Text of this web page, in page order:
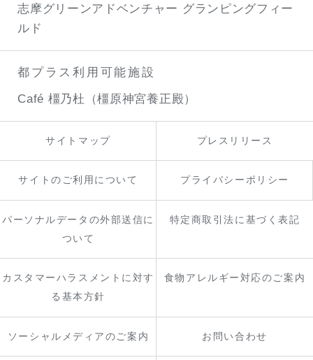
志摩グリーンアドベンチャー グランピングフィー
ルド
都プラス利用可能施設
Café 橿乃杜（橿原神宮養正殿）
サイトマップ プレスリリース
サイトのご利用について プライバシーポリシー
パーソナルデータの外部送信に
ついて
特定商取引法に基づく表記
カスタマーハラスメントに対す
る基本方針
食物アレルギー対応のご案内
ソーシャルメディアのご案内 お問い合わせ